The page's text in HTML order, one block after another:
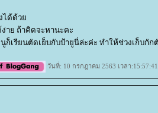
งได้ด้ว
าย ถ้าคิดจะหานะคะ
เรียนตัดเย็บกับป้ายูนี่ล่ะค่ะ ทำให้ช่วงเก็บกัก
วันที่: 10 กรกฎาคม 2563 เวลา